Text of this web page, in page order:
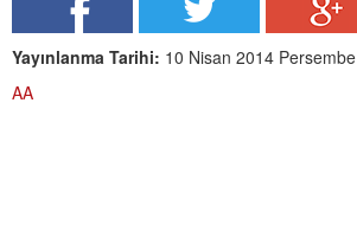
Yayınlanma Tarihi: 10 Nisan 2014 Persembe
AA